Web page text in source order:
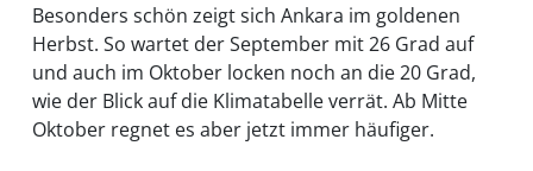
Besonders schön zeigt sich Ankara im goldenen
Herbst. So wartet der September mit 26 Grad auf
und auch im Oktober locken noch an die 20 Grad,
wie der Blick auf die Klimatabelle verrät. Ab Mitte
Oktober regnet es aber jetzt immer häufiger.